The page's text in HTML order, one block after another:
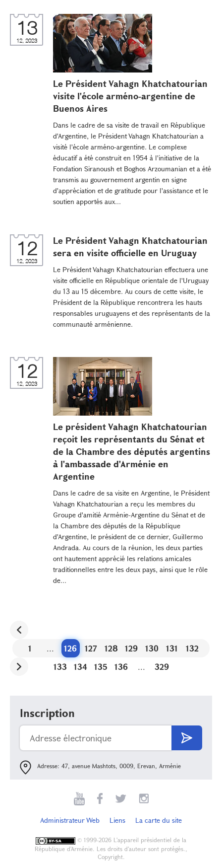
13
12, 2023
Le Président Vahagn Khatchatourian
visite l'école arméno-argentine de
Buenos Aires
Dans le cadre de sa visite de travail en République
d'Argentine, le Président Vahagn Khatchatourian a
visité l'école arméno-argentine. Le complexe
éducatif a été construit en 1954 à l'initiative de la
Fondation Siranoush et Boghos Arzoumanian et a été
transmis au gouvernement argentin en signe
d'appréciation et de gratitude pour l'assistance et le
soutien apportés aux...
12
12, 2023
Le Président Vahagn Khatchatourian
sera en visite officielle en Uruguay
Le Président Vahagn Khatchatourian effectuera une
visite officielle en République orientale de l'Uruguay
du 13 au 15 décembre. Au cours de cette visite, le
Président de la République rencontrera les hauts
responsables uruguayens et des représentants de la
communauté arménienne.
12
12, 2023
Le président Vahagn Khatchatourian
reçoit les représentants du Sénat et
de la Chambre des députés argentins
à l'ambassade d'Arménie en
Argentine
Dans le cadre de sa visite en Argentine, le Président
Vahagn Khatchatourian a reçu les membres du
Groupe d'amitié Arménie-Argentine du Sénat et de
la Chambre des députés de la République
d'Argentine, le président de ce dernier, Guillermo
Andrada. Au cours de la réunion, les deux parties
ont hautement apprécié les relations amicales
traditionnelles entre les deux pays, ainsi que le rôle
de...
1 ... 126 127 128 129 130 131
132
133
134 135 136 ... 329
Inscription
Adresse: 47, avenue Mashtots, 0009, Erevan, Arménie
Administrateur Web Liens La carte du site
© 1999-2026 L'appareil présidentiel de la
République d'Arménie. Les droits d'auteur sont protégés.,
Copyright.